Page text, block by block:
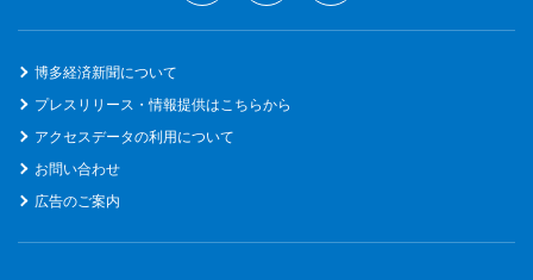
博多経済新聞について
プレスリリース・情報提供はこちらから
アクセスデータの利用について
お問い合わせ
広告のご案内